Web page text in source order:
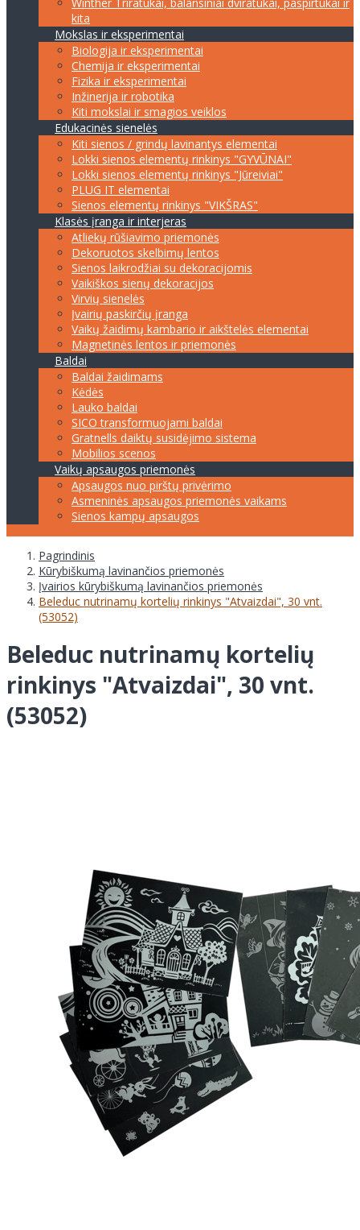
kita
Mokslas ir eksperimentai
Biologija ir eksperimentai
Chemija ir eksperimentai
Fizika ir eksperimentai
Inžinerija ir robotika
Kiti mokslai ir smagios veiklos
Edukacinės sienelės
Kiti sienos / grindų lavinantys elementai
Lokki sienos elementų rinkinys "GYVŪNAI"
Lokki sienos elementų rinkinys "Jūreiviai"
PLUG IT elementai
Sienos elementų rinkinys "VIKŠRAS"
Klasės įranga ir interjeras
Atliekų rūšiavimo priemonės
Dekoruotos skelbimų lentos
Sienos laikrodžiai su dekoracijomis
Vaikiškos sienų dekoracijos
Virvių sienelės
Įvairių paskirčių įranga
Vaikų žaidimų kambario ir aikštelės elementai
Magnetinės lentos ir priemonės
Baldai
Baldai žaidimams
Kėdės
Lauko baldai
SICO transformuojami baldai
Gratnells daiktų susidėjimo sistema
Mobilios scenos
Vaikų apsaugos priemonės
Apsaugos nuo pirštų privėrimo
Asmeninės apsaugos priemonės vaikams
Sienos kampų apsaugos
Pagrindinis
Kūrybiškumą lavinančios priemonės
Įvairios kūrybiškumą lavinančios priemonės
Beleduc nutrinamų kortelių rinkinys "Atvaizdai", 30 vnt.
(53052)
Beleduc nutrinamų kortelių
rinkinys "Atvaizdai", 30 vnt.
(53052)